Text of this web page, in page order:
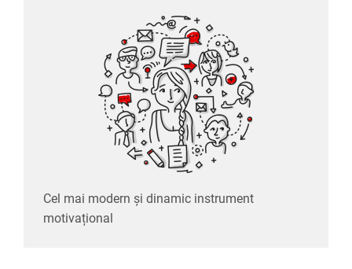
Cel mai modern și dinamic instrument
motivațional
Feedback angajat
Cel mai modern și dinamic instrument